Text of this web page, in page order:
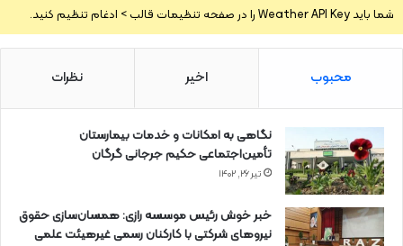
شما باید Weather API Key را در صفحه تنظیمات قالب > ادغام تنظیم کنید.
محبوب اخیر نظرات
نگاهی به امکانات و خدمات بیمارستان
تأمین‌اجتماعی حکیم جرجانی گرگان
تیر ۲۶, ۱۴۰۲
خبر خوش رئیس موسسه رازی: همسان‌سازی حقوق
نیروهای شرکتی با کارکنان رسمی غیرهیئت علمی